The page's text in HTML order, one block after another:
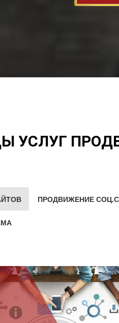
УСЛУГ
ПРОДВИЖЕНИЕ